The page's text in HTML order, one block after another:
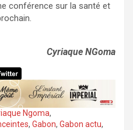
conférence sur la santé et
Cyriaque NGoma
Ngoma,
, Gabon, Gabon actu,